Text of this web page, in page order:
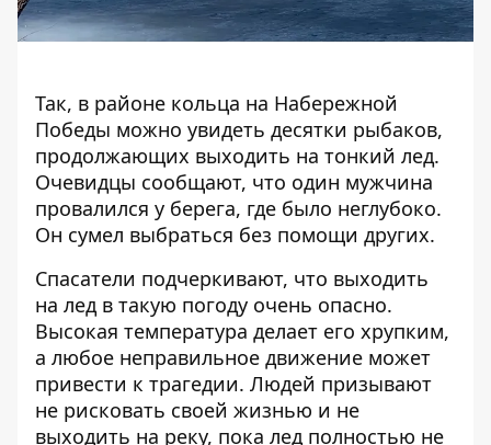
Так, в районе кольца на Набережной
Победы можно увидеть десятки рыбаков,
продолжающих выходить на тонкий лед.
Очевидцы сообщают, что один мужчина
провалился у берега, где было неглубоко.
Он сумел выбраться без помощи других.
Спасатели подчеркивают, что выходить
на лед в такую ​​погоду очень опасно.
Высокая температура делает его хрупким,
а любое неправильное движение может
привести к трагедии. Людей призывают
не рисковать своей жизнью и не
выходить на реку, пока лед полностью не